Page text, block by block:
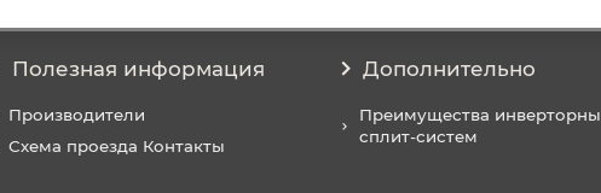
Полезная информация
Производители
Схема проезда Контакты
Дополнительно
Преимущества
сплит-систем